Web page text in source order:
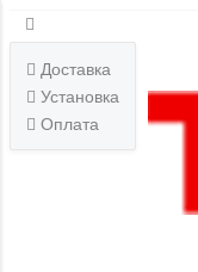
Доставка
Установка
Оплата